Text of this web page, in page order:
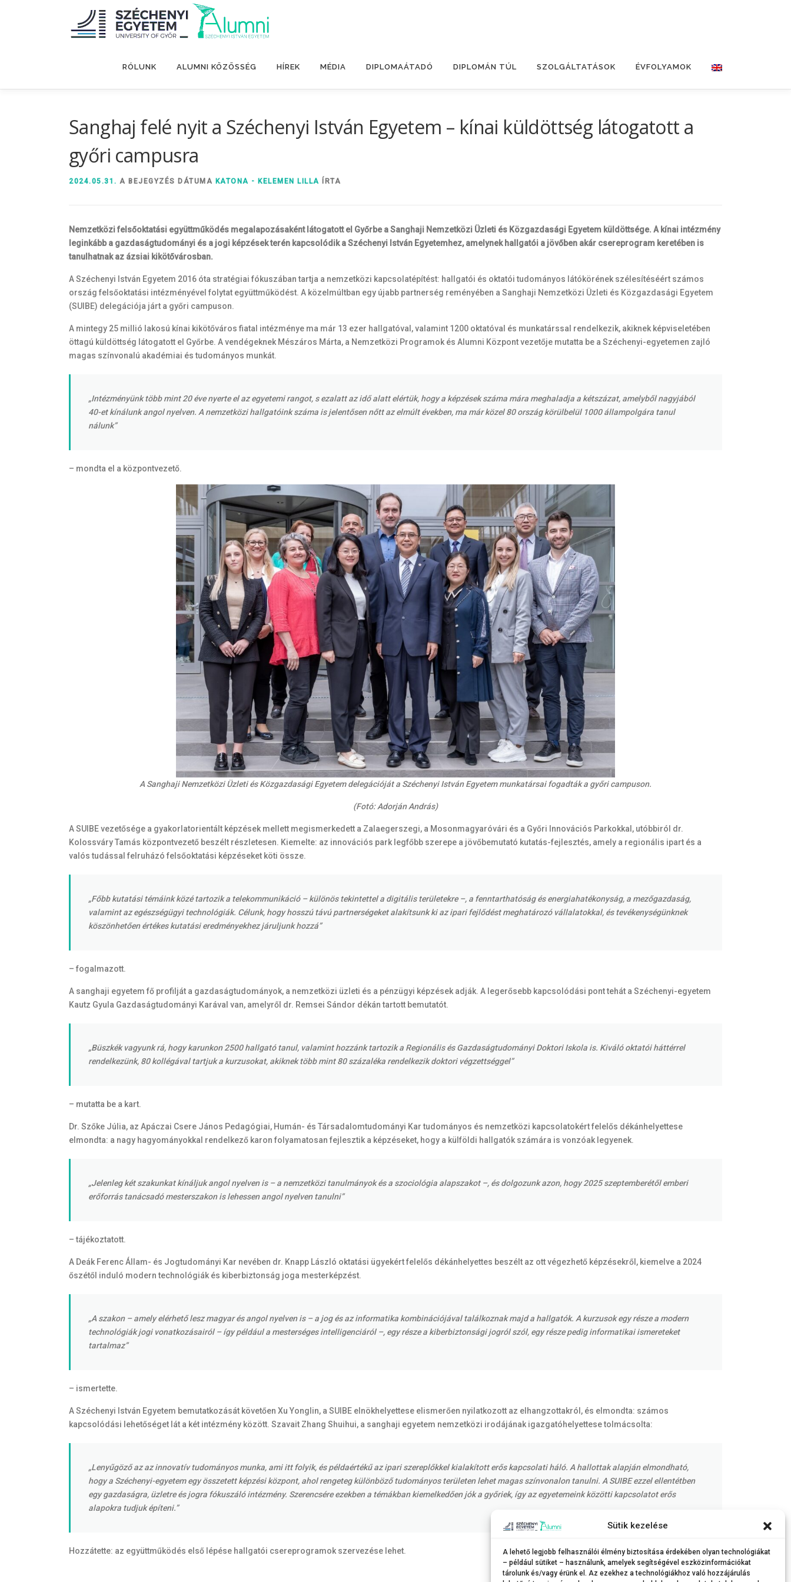
Sütik kezelése
A lehető legjobb felhasználói élmény biztosítása érdekében olyan technológiákat
– például sütiket – használunk, amelyek segítségével eszközinformációkat
tárolunk és/vagy érünk el. Az ezekhez a technológiákhoz való hozzájárulás
RÓLUNK ALUMNI KÖZÖSSÉG HÍREK MÉDIA DIPLOMAÁTADÓ DIPLOMÁN TÚL SZOLGÁLTATÁSOK ÉVFOLYAMOK
Sanghaj felé nyit a Széchenyi István Egyetem – kínai küldöttség látogatott a
győri campusra
2024.05.31. A BEJEGYZÉS DÁTUMA KATONA - KELEMEN LILLA ÍRTA
Nemzetközi felsőoktatási együttműködés megalapozásaként látogatott el Győrbe a Sanghaji Nemzetközi Üzleti és Közgazdasági Egyetem küldöttsége. A kínai intézmény
leginkább a gazdaságtudományi és a jogi képzések terén kapcsolódik a Széchenyi István Egyetemhez, amelynek hallgatói a jövőben akár csereprogram keretében is
tanulhatnak az ázsiai kikötővárosban.
A Széchenyi István Egyetem 2016 óta stratégiai fókuszában tartja a nemzetközi kapcsolatépítést: hallgatói és oktatói tudományos látókörének szélesítéséért számos
ország felsőoktatási intézményével folytat együttműködést. A közelmúltban egy újabb partnerség reményében a Sanghaji Nemzetközi Üzleti és Közgazdasági Egyetem
(SUIBE) delegációja járt a győri campuson.
A mintegy 25 millió lakosú kínai kikötőváros fiatal intézménye ma már 13 ezer hallgatóval, valamint 1200 oktatóval és munkatárssal rendelkezik, akiknek képviseletében
öttagú küldöttség látogatott el Győrbe. A vendégeknek Mészáros Márta, a Nemzetközi Programok és Alumni Központ vezetője mutatta be a Széchenyi-egyetemen zajló
magas színvonalú akadémiai és tudományos munkát.
„Intézményünk több mint 20 éve nyerte el az egyetemi rangot, s ezalatt az idő alatt elértük, hogy a képzések száma mára meghaladja a kétszázat, amelyből nagyjából
40-et kínálunk angol nyelven. A nemzetközi hallgatóink száma is jelentősen nőtt az elmúlt években, ma már közel 80 ország körülbelül 1000 állampolgára tanul
nálunk”
– mondta el a központvezető.
A Sanghaji Nemzetközi Üzleti és Közgazdasági Egyetem delegációját a Széchenyi István Egyetem munkatársai fogadták a győri campuson.
(Fotó: Adorján András)
A SUIBE vezetősége a gyakorlatorientált képzések mellett megismerkedett a Zalaegerszegi, a Mosonmagyaróvári és a Győri Innovációs Parkokkal, utóbbiról dr.
Kolossváry Tamás központvezető beszélt részletesen. Kiemelte: az innovációs park legfőbb szerepe a jövőbemutató kutatás-fejlesztés, amely a regionális ipart és a
valós tudással felruházó felsőoktatási képzéseket köti össze.
„Főbb kutatási témáink közé tartozik a telekommunikáció – különös tekintettel a digitális területekre –, a fenntarthatóság és energiahatékonyság, a mezőgazdaság,
valamint az egészségügyi technológiák. Célunk, hogy hosszú távú partnerségeket alakítsunk ki az ipari fejlődést meghatározó vállalatokkal, és tevékenységünknek
köszönhetően értékes kutatási eredményekhez járuljunk hozzá”
– fogalmazott.
A sanghaji egyetem fő profilját a gazdaságtudományok, a nemzetközi üzleti és a pénzügyi képzések adják. A legerősebb kapcsolódási pont tehát a Széchenyi-egyetem
Kautz Gyula Gazdaságtudományi Karával van, amelyről dr. Remsei Sándor dékán tartott bemutatót.
„Büszkék vagyunk rá, hogy karunkon 2500 hallgató tanul, valamint hozzánk tartozik a Regionális és Gazdaságtudományi Doktori Iskola is. Kiváló oktatói háttérrel
rendelkezünk, 80 kollégával tartjuk a kurzusokat, akiknek több mint 80 százaléka rendelkezik doktori végzettséggel”
– mutatta be a kart.
Dr. Szőke Júlia, az Apáczai Csere János Pedagógiai, Humán- és Társadalomtudományi Kar tudományos és nemzetközi kapcsolatokért felelős dékánhelyettese
elmondta: a nagy hagyományokkal rendelkező karon folyamatosan fejlesztik a képzéseket, hogy a külföldi hallgatók számára is vonzóak legyenek.
„Jelenleg két szakunkat kínáljuk angol nyelven is – a nemzetközi tanulmányok és a szociológia alapszakot –, és dolgozunk azon, hogy 2025 szeptemberétől emberi
erőforrás tanácsadó mesterszakon is lehessen angol nyelven tanulni”
– tájékoztatott.
A Deák Ferenc Állam- és Jogtudományi Kar nevében dr. Knapp László oktatási ügyekért felelős dékánhelyettes beszélt az ott végezhető képzésekről, kiemelve a 2024
őszétől induló modern technológiák és kiberbiztonság joga mesterképzést.
„A szakon – amely elérhető lesz magyar és angol nyelven is – a jog és az informatika kombinációjával találkoznak majd a hallgatók. A kurzusok egy része a modern
technológiák jogi vonatkozásairól – így például a mesterséges intelligenciáról –, egy része a kiberbiztonsági jogról szól, egy része pedig informatikai ismereteket
tartalmaz”
– ismertette.
A Széchenyi István Egyetem bemutatkozását követően Xu Yonglin, a SUIBE elnökhelyettese elismerően nyilatkozott az elhangzottakról, és elmondta: számos
kapcsolódási lehetőséget lát a két intézmény között. Szavait Zhang Shuihui, a sanghaji egyetem nemzetközi irodájának igazgatóhelyettese tolmácsolta:
„Lenyűgöző az az innovatív tudományos munka, ami itt folyik, és példaértékű az ipari szereplőkkel kialakított erős kapcsolati háló. A hallottak alapján elmondható,
hogy a Széchenyi-egyetem egy összetett képzési központ, ahol rengeteg különböző tudományos területen lehet magas színvonalon tanulni. A SUIBE ezzel ellentétben
egy gazdaságra, üzletre és jogra fókuszáló intézmény. Szerencsére ezekben a témákban kiemelkedően jók a győriek, így az egyetemeink közötti kapcsolatot erős
alapokra tudjuk építeni.”
Hozzátette: az együttműködés első lépése hallgatói csereprogramok szervezése lehet.